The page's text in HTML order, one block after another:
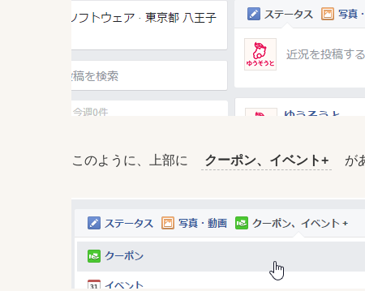
このように、上部に クーポン、イベント+ が